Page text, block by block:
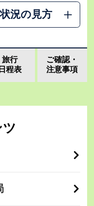
況の見方
旅行
日程表
ご確認・
注意事項